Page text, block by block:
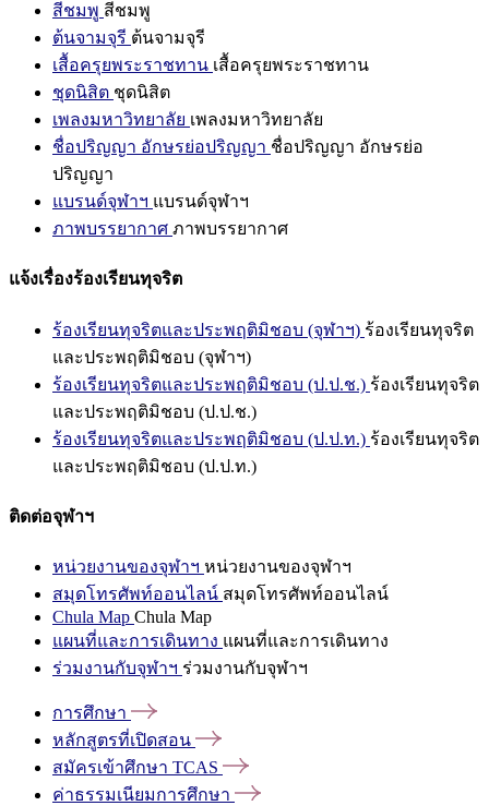
สีชมพู สีชมพู
ต้นจามจุรี ต้นจามจุรี
เสื้อครุยพระราชทาน เสื้อครุยพระราชทาน
ชุดนิสิต ชุดนิสิต
เพลงมหาวิทยาลัย เพลงมหาวิทยาลัย
ชื่อปริญญา อักษรย่อปริญญา ชื่อปริญญา อักษรย่อ
ปริญญา
แบรนด์จุฬาฯ แบรนด์จุฬาฯ
ภาพบรรยากาศ ภาพบรรยากาศ
แจ้งเรื่องร้องเรียนทุจริต
ร้องเรียนทุจริตและประพฤติมิชอบ (จุฬาฯ) ร้องเรียนทุจริต
และประพฤติมิชอบ (จุฬาฯ)
ร้องเรียนทุจริตและประพฤติมิชอบ (ป.ป.ช.) ร้องเรียนทุจริต
และประพฤติมิชอบ (ป.ป.ช.)
ร้องเรียนทุจริตและประพฤติมิชอบ (ป.ป.ท.) ร้องเรียนทุจริต
และประพฤติมิชอบ (ป.ป.ท.)
ติดต่อจุฬาฯ
หน่วยงานของจุฬาฯ หน่วยงานของจุฬาฯ
สมุดโทรศัพท์ออนไลน์ สมุดโทรศัพท์ออนไลน์
Chula Map Chula Map
แผนที่และการเดินทาง แผนที่และการเดินทาง
ร่วมงานกับจุฬาฯ ร่วมงานกับจุฬาฯ
การศึกษา
หลักสูตรที่เปิดสอน
สมัครเข้าศึกษา TCAS
ค่าธรรมเนียมการศึกษา